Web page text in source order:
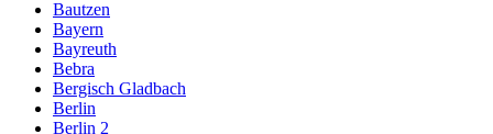
Bautzen
Bayern
Bayreuth
Bebra
Bergisch Gladbach
Berlin
Berlin 2